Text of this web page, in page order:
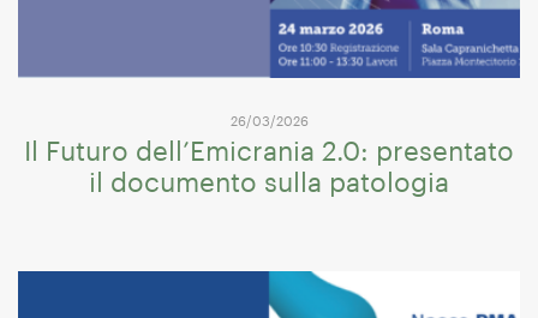
26/03/2026
Il Futuro dell’Emicrania 2.0: presentato
il documento sulla patologia